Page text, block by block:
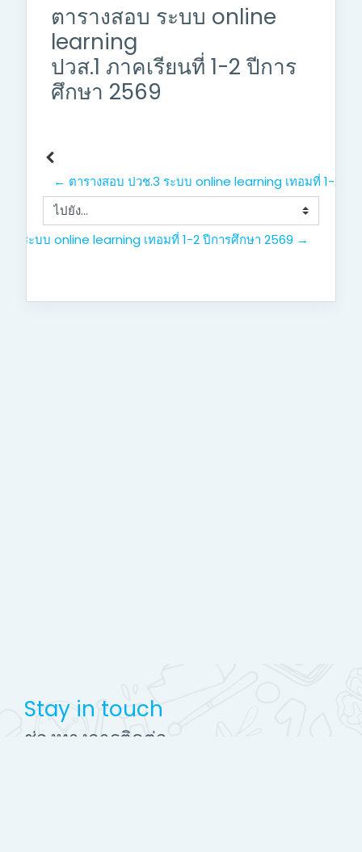
ตารางสอบ ระบบ online
learning
ปวส.1 ภาคเรียนที่ 1-2 ปีการ
ศึกษา 2569
← ตารางสอบ ปวช.3 ระบบ online learning เทอมที่ 1-2 ปี
ไปยัง...
.2 ระบบ online learning เทอมที่ 1-2 ปีการศึกษา 2569 →
Stay in touch
ช่องทางการติดต่อ